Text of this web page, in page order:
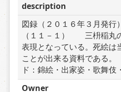
description
図録（２０１６年３月発行
（１１－１）　　三枡稲
表現となっている。死絵は
ことが出来る資料である。
ド：錦絵・出家姿・歌舞伎
Owner